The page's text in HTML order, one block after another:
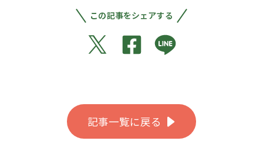
この記事をシェアする
記事一覧に戻る